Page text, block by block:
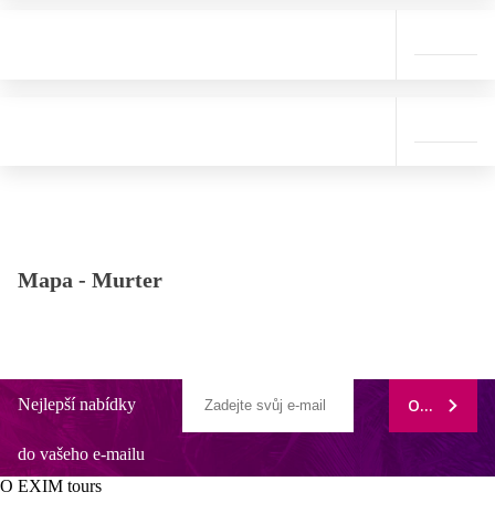
Mapa - Murter
Nejlepší nabídky
do vašeho e-mailu
ODEBÍRAT
O EXIM tours